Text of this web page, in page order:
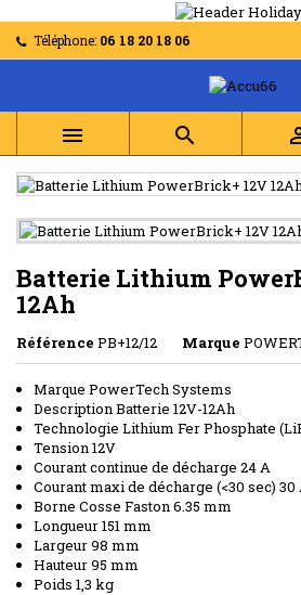
Téléphone: 06 18 20 18 06
 
Batterie Lithium
12Ah
Référence PB+12/12 Marque
Marque PowerTech Systems
Description Batterie 12V-12Ah
Technologie Lithium Fer Phosphate
Tension 12V
Courant continue de décharge 24 A
Courant maxi de décharge (<30 sec) 30
Borne Cosse Faston 6.35 mm
Longueur 151 mm
Largeur 98 mm
Hauteur 95 mm
Poids 1,3 kg